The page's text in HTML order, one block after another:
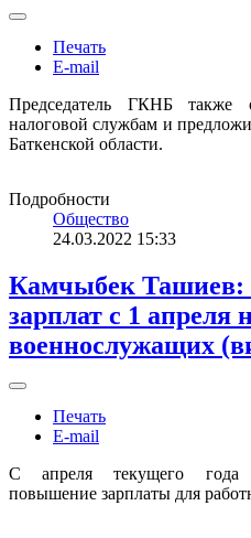
Печать
E-mail
Председатель ГКНБ также
налоговой службам и
Баткенской области.
Подробности
Общество
24.03.2022 15:33
Камчыбек
зарплат с 1 апреля
военнослужащих
Печать
E-mail
С апреля текущего года
повышение зарплаты для